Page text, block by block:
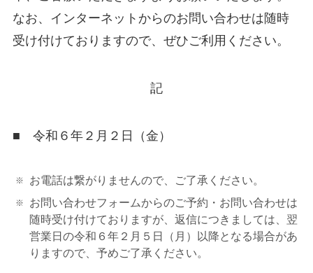
なお、インターネットからのお問い合わせは随時
受け付けておりますので、ぜひご利用ください。
記
■ 令和６年２月２日（金）
お電話は繋がりませんので、ご了承ください。
お問い合わせフォームからのご予約・お問い合わせは
随時受け付けておりますが、返信につきましては、翌
営業日の令和６年２月５日（月）以降となる場合があ
りますので、予めご了承ください。